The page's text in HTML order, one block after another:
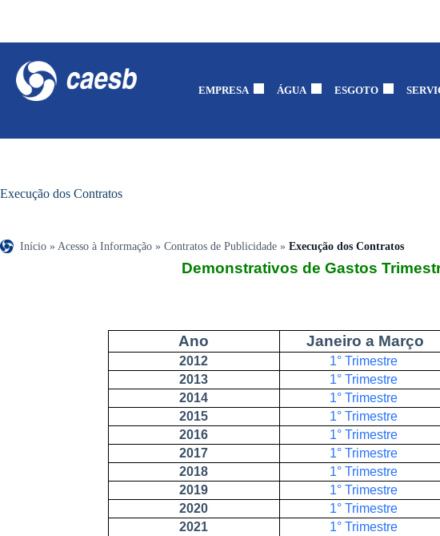
EMPRESA ÁGUA ESGOTO
Execução dos Contratos
Início » Acesso à Informação » Contratos de Publicidade » Execução dos Contratos
Demonstrativos de Gastos
Ano Janeiro a Março
2012 1° Trimestre
2013
1° Trimestre
2014
1° Trimestre
2015
1° Trimestre
2016
1° Trimestre
2017
1° Trimestre
2018
1° Trimestre
2019
1° Trimestre
2020
1° Trimestre
2021
1° Trimestre